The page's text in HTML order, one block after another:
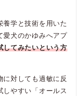
養学と技術を用いた
愛犬のかゆみへアプ
してみたいという方
に対しても過敏に反
しやすい「オールス